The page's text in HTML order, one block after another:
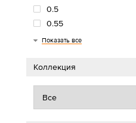
0.5
0.55
0.7
0.8
Показать все
Коллекция